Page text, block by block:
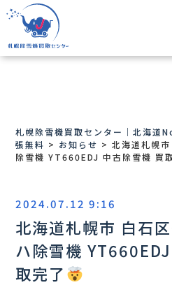
札幌除雪機買取センター｜北海道
張無料 > お知らせ >北海道札幌
除雪機 YT660EDJ 中古除雪機 買
2024.07.12 9:16
北海道札幌市 白石区
ハ除雪機
取完了